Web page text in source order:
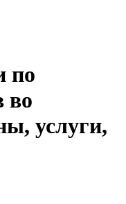
по
во
услуги,